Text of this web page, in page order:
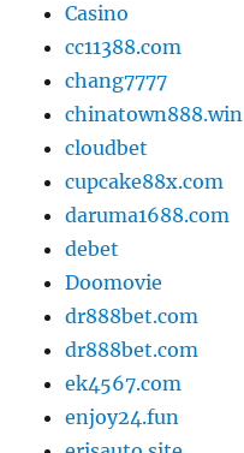
Casino
cc11388.com
chang7777
chinatown888.win
cloudbet
cupcake88x.com
daruma1688.com
debet
Doomovie
dr888bet.com
dr888bet.com
ek4567.com
enjoy24.fun